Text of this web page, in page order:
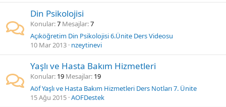
Din Psikolojisi
Konular 7 Mesajlar 7
Açıköğretim Din Psikolojisi 6.Ünite Ders Videosu
10 Mar 2013 nzeytinevi
Yaşlı ve Hasta Bakım Hizmetleri
Konular 19 Mesajlar 19
Aöf Yaşlı ve Hasta Bakım Hizmetleri Ders Notları 7. Ünite
15 Ağu 2015 AOFDestek